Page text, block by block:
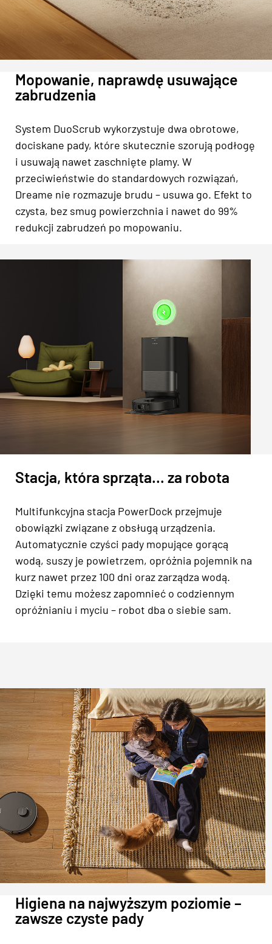
Mopowanie, naprawdę usuwające
zabrudzenia
System DuoScrub wykorzystuje dwa obrotowe,
dociskane pady, które skutecznie szorują podłogę
i usuwają nawet zaschnięte plamy. W
przeciwieństwie do standardowych rozwiązań,
Dreame nie rozmazuje brudu – usuwa go. Efekt to
czysta, bez smug powierzchnia i nawet do 99%
redukcji zabrudzeń po mopowaniu.
Stacja, która sprząta… za robota
Multifunkcyjna stacja PowerDock przejmuje
obowiązki związane z obsługą urządzenia.
Automatycznie czyści pady mopujące gorącą
wodą, suszy je powietrzem, opróżnia pojemnik na
kurz nawet przez 100 dni oraz zarządza wodą.
Dzięki temu możesz zapomnieć o codziennym
opróżnianiu i myciu – robot dba o siebie sam.
Higiena na najwyższym poziomie –
zawsze czyste pady